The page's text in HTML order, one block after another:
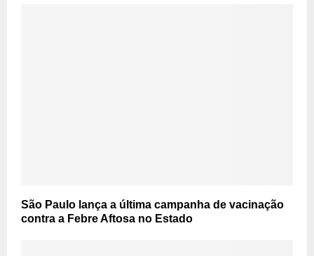
São Paulo lança a última campanha de vacinação
contra a Febre Aftosa no Estado